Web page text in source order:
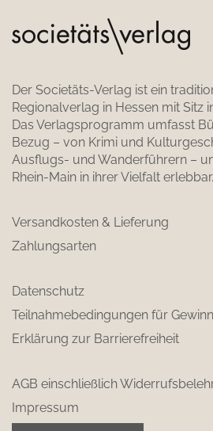
Der Societäts-Verlag ist ein
Regionalverlag in Hessen mit Sitz
Das Verlagsprogramm umfasst
Bezug – von Krimi und
Ausflugs- und Wanderführern –
Rhein-Main in ihrer Vielfalt erlebbar.
Versandkosten & Lieferung
Zahlungsarten
Datenschutz
Teilnahmebedingungen für
Erklärung zur Barrierefreiheit
AGB einschließlich
Impressum